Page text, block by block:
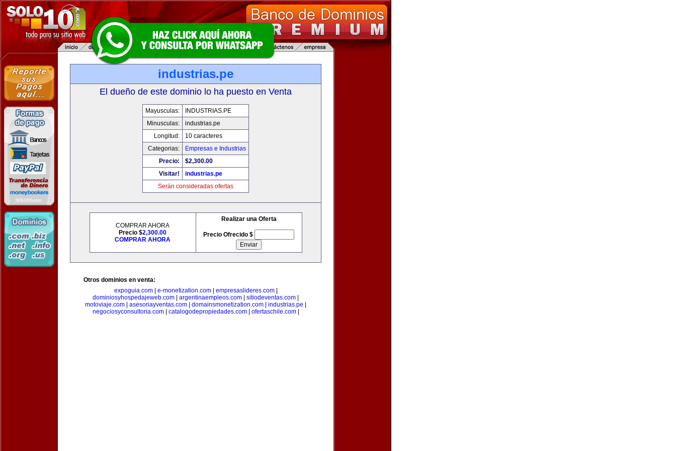
industrias.pe
El dueño de este dominio lo ha puesto en Venta
Mayusculas:
INDUSTRIAS.PE
Minusculas:
industrias.pe
Longitud:
10 caracteres
Categorias:
Empresas e Industrias
Precio:
$2,300.00
Visitar!
industrias.pe
Serán consideradas ofertas
COMPRAR AHORA
Precio $2,300.00
COMPRAR AHORA
Realizar una Oferta
Precio Ofrecido $
Otros dominios en venta:
expoguia.com| e-monetization.com| empresaslideres.com|
dominiosyhospedajeweb.com
argentinaempleos.com sitiodeventas.com
motoviaje.com
asesoriayventas.com domainsmonetization.com industrias.pe
negociosyconsultoria.com| catalogodepropiedades.com| ofertaschile.com|